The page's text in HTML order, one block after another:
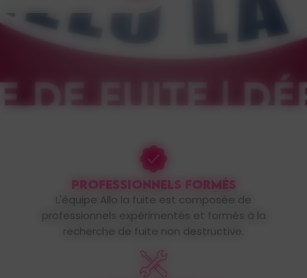
PROFESSIONNELS FORMÉS
L'équipe Allo la fuite est composée de
professionnels expérimentés et formés à la
recherche de fuite non destructive.